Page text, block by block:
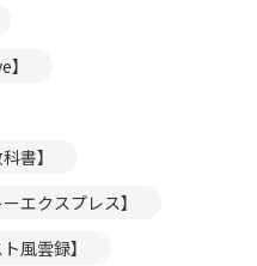
書】
エクスプレス】
風雲録】